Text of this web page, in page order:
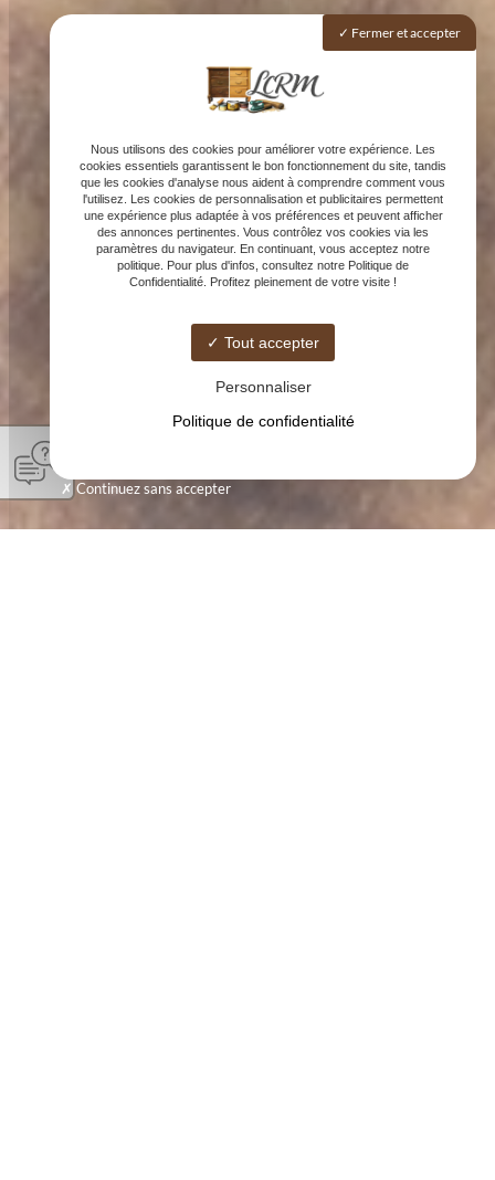
Fermer et accepter
Nous utilisons des cookies pour améliorer votre expérience. Les
cookies essentiels garantissent le bon fonctionnement du site, tandis
que les cookies d'analyse nous aident à comprendre comment vous
l'utilisez. Les cookies de personnalisation et publicitaires permettent
une expérience plus adaptée à vos préférences et peuvent afficher
des annonces pertinentes. Vous contrôlez vos cookies via les
paramètres du navigateur. En continuant, vous acceptez notre
politique. Pour plus d'infos, consultez notre Politique de
Confidentialité. Profitez pleinement de votre visite !
Tout accepter
Personnaliser
Politique de confidentialité
Continuez sans accepter